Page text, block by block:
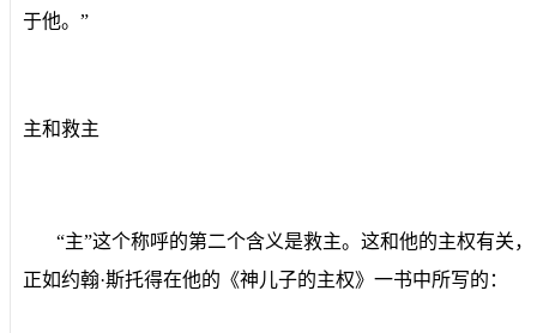
于他。”
主和救主
“主”这个称呼的第二个含义是救主。这和他的主权有关，
正如约翰·斯托得在他的《神儿子的主权》一书中所写的：